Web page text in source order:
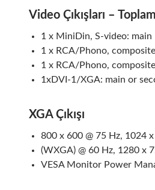
Video Çıkışları –
1 x MiniDin, S-video:
1 x RCA/Phono,
1 x RCA/Phono,
1xDVI-1/XGA: main or
XGA Çıkışı
800 x 600 @ 75 Hz, 1024
(WXGA) @ 60 Hz, 1280 x
VESA Monitor Power